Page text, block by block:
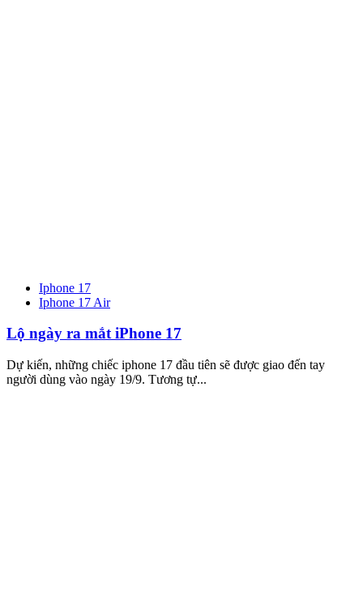
Iphone 17
Iphone 17 Air
Lộ ngày ra mắt iPhone 17
Dự kiến, những chiếc iphone 17 đầu tiên sẽ được giao đến tay
người dùng vào ngày 19/9. Tương tự...